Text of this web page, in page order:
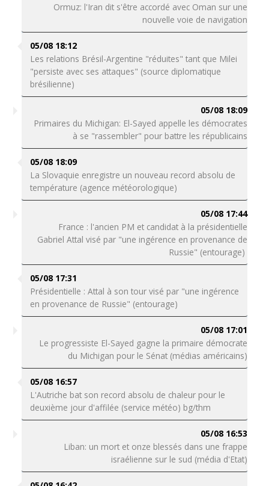
Ormuz: l'Iran dit s'être accordé avec Oman sur une
nouvelle voie de navigation
05/08 18:12
Les relations Brésil-Argentine "réduites" tant que Milei
"persiste avec ses attaques" (source diplomatique
brésilienne)
05/08 18:09
Primaires du Michigan: El-Sayed appelle les démocrates
à se "rassembler" pour battre les républicains
05/08 18:09
La Slovaquie enregistre un nouveau record absolu de
température (agence météorologique)
05/08 17:44
France : l'ancien PM et candidat à la présidentielle
Gabriel Attal visé par "une ingérence en provenance de
Russie" (entourage)
05/08 17:31
Présidentielle : Attal à son tour visé par "une ingérence
en provenance de Russie" (entourage)
05/08 17:01
Le progressiste El-Sayed gagne la primaire démocrate
du Michigan pour le Sénat (médias américains)
05/08 16:57
L'Autriche bat son record absolu de chaleur pour le
deuxième jour d'affilée (service météo) bg/thm
05/08 16:53
Liban: un mort et onze blessés dans une frappe
israélienne sur le sud (média d'Etat)